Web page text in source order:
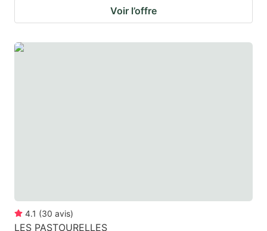
Voir l’offre
4.1 (30 avis)
LES PASTOURELLES